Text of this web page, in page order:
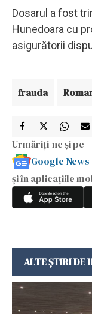
Dosarul a fost
Hunedoara cu
asigurătorii
frauda
Urmăriți-ne și pe
Google News
și în aplicațiile
ALTE ȘTIRI DE